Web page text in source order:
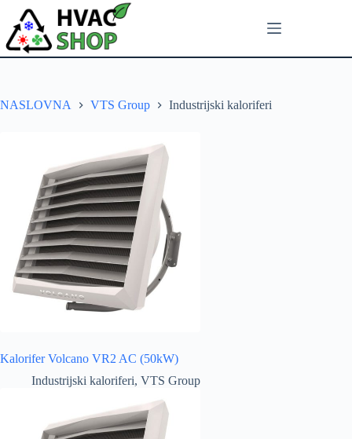
NASLOVNA VTS Group Industrijski kaloriferi
Kalorifer Volcano VR2 AC (50kW)
Industrijski kaloriferi, VTS Group